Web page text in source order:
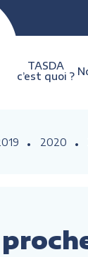
TASDA
c’est quoi ?
2020